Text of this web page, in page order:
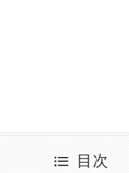
目次